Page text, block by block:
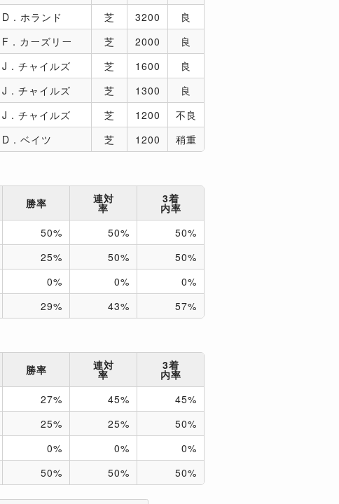
D．ホランド 芝 3200
良
F．カーズリー 芝 2000
良
J．チャイルズ 芝 1600
良
J．チャイルズ 芝 1300
良
J．チャイルズ 芝 1200
不良
D．ベイツ 芝 1200 稍重
勝率 連対
率
3着
内率
50% 50%
50%
25% 50%
50%
0% 0%
0%
29% 43% 57%
勝率 連対
率
3着
内率
27% 45%
45%
25% 25%
50%
0% 0%
0%
50% 50% 50%